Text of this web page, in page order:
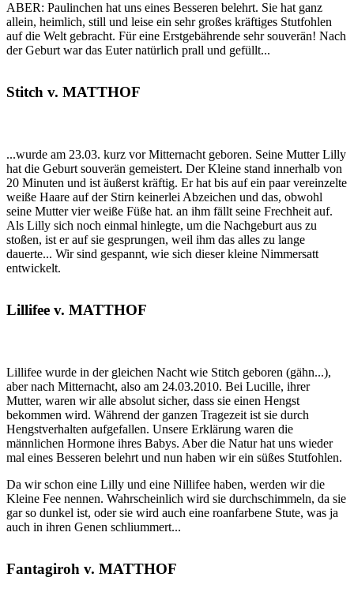
ABER: Paulinchen hat uns eines Besseren belehrt. Sie hat ganz
allein, heimlich, still und leise ein sehr großes kräftiges Stutfohlen
auf die Welt gebracht. Für eine Erstgebährende sehr souverän! Nach
der Geburt war das Euter natürlich prall und gefüllt...
Stitch v. MATTHOF
...wurde am 23.03. kurz vor Mitternacht geboren. Seine Mutter Lilly
hat die Geburt souverän gemeistert. Der Kleine stand innerhalb von
20 Minuten und ist äußerst kräftig. Er hat bis auf ein paar vereinzelte
weiße Haare auf der Stirn keinerlei Abzeichen und das, obwohl
seine Mutter vier weiße Füße hat. an ihm fällt seine Frechheit auf.
Als Lilly sich noch einmal hinlegte, um die Nachgeburt aus zu
stoßen, ist er auf sie gesprungen, weil ihm das alles zu lange
dauerte... Wir sind gespannt, wie sich dieser kleine Nimmersatt
entwickelt.
Lillifee v. MATTHOF
Lillifee wurde in der gleichen Nacht wie Stitch geboren (gähn...),
aber nach Mitternacht, also am 24.03.2010. Bei Lucille, ihrer
Mutter, waren wir alle absolut sicher, dass sie einen Hengst
bekommen wird. Während der ganzen Tragezeit ist sie durch
Hengstverhalten aufgefallen. Unsere Erklärung waren die
männlichen Hormone ihres Babys. Aber die Natur hat uns wieder
mal eines Besseren belehrt und nun haben wir ein süßes Stutfohlen.
Da wir schon eine Lilly und eine Nillifee haben, werden wir die
Kleine Fee nennen. Wahrscheinlich wird sie durchschimmeln, da sie
gar so dunkel ist, oder sie wird auch eine roanfarbene Stute, was ja
auch in ihren Genen schliummert...
Fantagiroh v. MATTHOF